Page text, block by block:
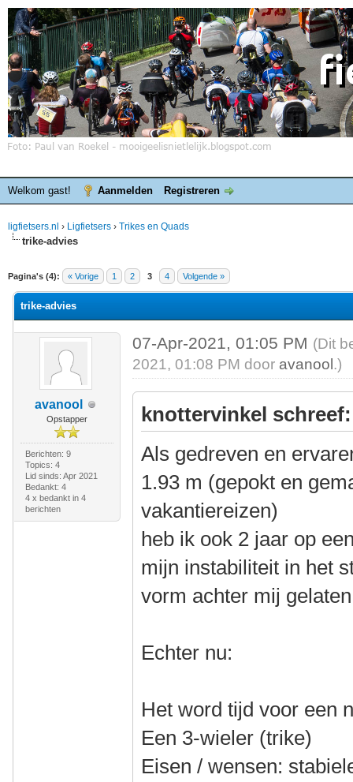
Welkom gast! Aanmelden Registreren
ligfietsers.nl › Ligfietsers › Trikes en Quads
trike-advies
Pagina's (4): « Vorige 1 2 3 4 Volgende »
waardering is 0
trike-advies
avanool
Opstapper
Berichten: 9
Topics: 4
Lid sinds: Apr 2021
Bedankt: 4
4 x bedankt in 4
berichten
07-Apr-2021, 01:05 PM (Dit
2021, 01:08 PM door avanool .)
knottervinkel schreef:
Als gedreven en
1.93 m (gepokt en
vakantiereizen)
heb ik ook 2 jaar op
mijn instabiliteit in het
vorm achter mij
Echter nu:
Het word tijd voor een
Een 3-wieler (trike)
Eisen / wensen: